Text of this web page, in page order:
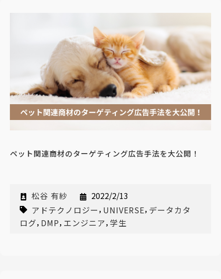
ペット関連商材のターゲティング広告手法を大公開！
松谷 有紗
2022/2/13
アドテクノロジー, UNIVERSE, データカタ
ログ, DMP, エンジニア,学生